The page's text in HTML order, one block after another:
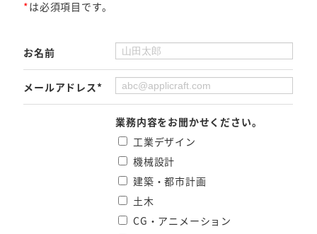
*は必須項目です。
お名前
メールアドレス*
業務内容をお聞かせください。
工業デザイン
機械設計
建築・都市計画
土木
CG・アニメーション